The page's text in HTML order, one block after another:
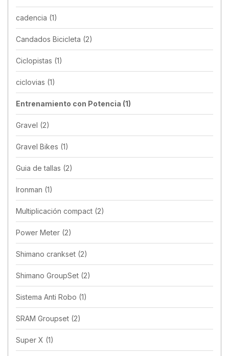
cadencia (1)
Candados Bicicleta (2)
Ciclopistas (1)
ciclovias (1)
Entrenamiento con Potencia (1)
Gravel (2)
Gravel Bikes (1)
Guia de tallas (2)
Ironman (1)
Multiplicación compact (2)
Power Meter (2)
Shimano crankset (2)
Shimano GroupSet (2)
Sistema Anti Robo (1)
SRAM Groupset (2)
Super X (1)